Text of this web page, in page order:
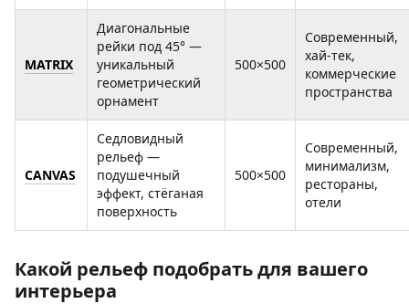
MATRIX
Диагональные
рейки под 45° —
уникальный
геометрический
орнамент
500×500
Современный,
хай-тек,
коммерческие
пространства
CANVAS
Седловидный
рельеф —
подушечный
эффект, стёганая
поверхность
500×500
Современный,
минимализм,
рестораны,
отели
Какой рельеф подобрать для вашего
интерьера